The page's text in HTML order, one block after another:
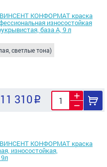
ВИНСЕНТ КОНФОРМАТ краска
износостойкая
база А, 9 л
светлые тона)
11 310
ВИНСЕНТ КОНФОРМАТ краска
износостойкая,